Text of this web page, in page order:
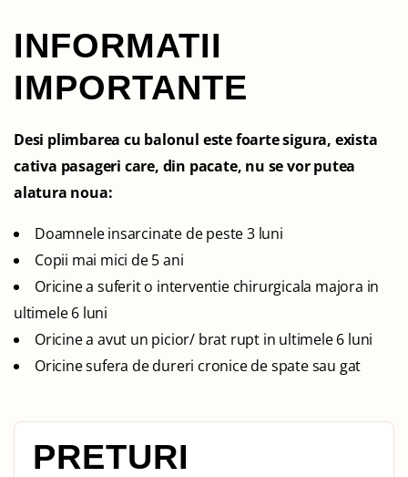
INFORMATII
IMPORTANTE
Desi plimbarea cu balonul este foarte sigura, exista
cativa pasageri care, din pacate, nu se vor putea
alatura noua:
Doamnele insarcinate de peste 3 luni
Copii mai mici de 5 ani
Oricine a suferit o interventie chirurgicala majora in
ultimele 6 luni
Oricine a avut un picior/ brat rupt in ultimele 6 luni
Oricine sufera de dureri cronice de spate sau gat
PRETURI